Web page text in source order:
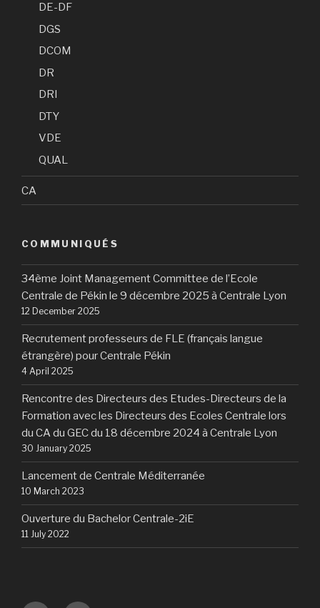
DE-DF
DGS
DCOM
DR
DRI
DTY
VDE
QUAL
CA
COMMUNIQUÉS
34ème Joint Management Committee de l’Ecole
Centrale de Pékin le 9 décembre 2025 à Centrale Lyon
12 December 2025
Recrutement professeurs de FLE (français langue
étrangère) pour Centrale Pékin
4 April 2025
Rencontre des Directeurs des Etudes-Directeurs de la
Formation avec les Directeurs des Ecoles Centrale lors
du CA du GEC du 18 décembre 2024 à Centrale Lyon
30 January 2025
Lancement de Centrale Méditerranée
10 March 2023
Ouverture du Bachelor Centrale-2iE
11 July 2022